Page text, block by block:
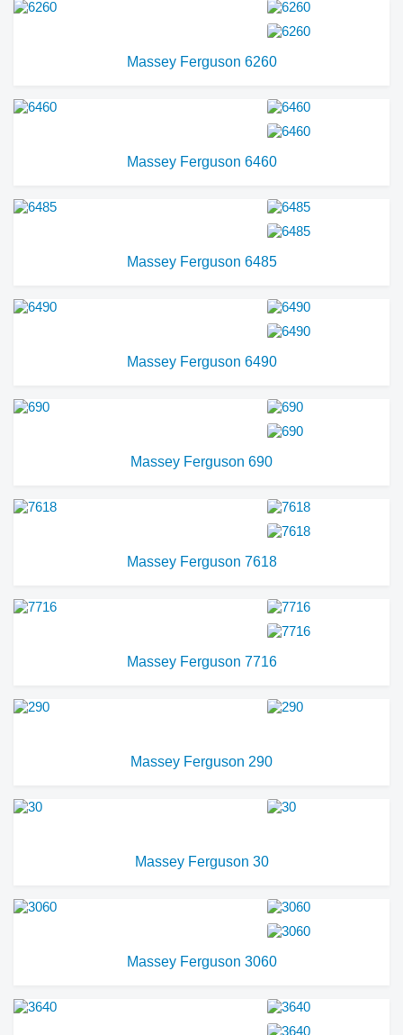
Massey Ferguson 6260
Massey Ferguson 6460
Massey Ferguson 6485
Massey Ferguson 6490
Massey Ferguson 690
Massey Ferguson 7618
Massey Ferguson 7716
Massey Ferguson 290
Massey Ferguson 30
Massey Ferguson 3060